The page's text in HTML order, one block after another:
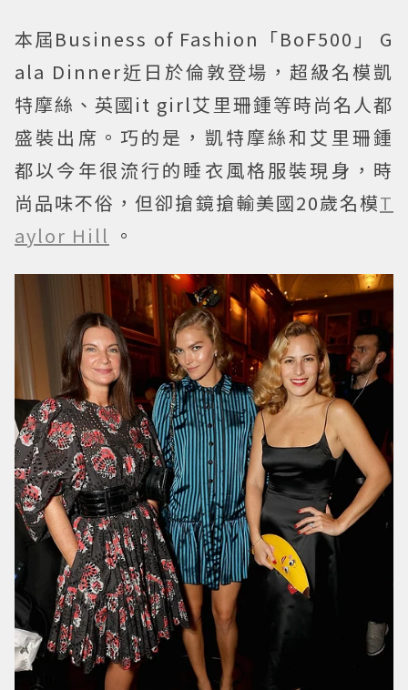
本屆Business of Fashion「BoF500」 G
ala Dinner近日於倫敦登場，超級名模凱
特摩絲、英國it girl艾里珊鍾等時尚名人都
盛裝出席。巧的是，凱特摩絲和艾里珊鍾
都以今年很流行的睡衣風格服裝現身，時
尚品味不俗，但卻搶鏡搶輸美國20歲名模T
aylor Hill 。